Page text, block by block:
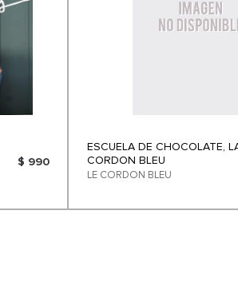
$ 990
ESCUELA DE CHOCOLATE,
CORDON BLEU
LE CORDON BLEU